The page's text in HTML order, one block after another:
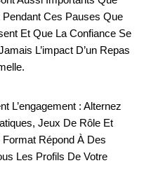
Ces Pauses Que
Et Que La Confiance Se
L’impact D’un Repas
L’engagement : Alternez
Jeux De Rôle Et
Répond À Des
Les Profils De Votre